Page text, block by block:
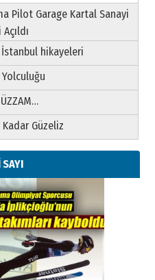
Pilot Garage Kartal Sanayi
hikayeleri
Güzeliz
SAYI